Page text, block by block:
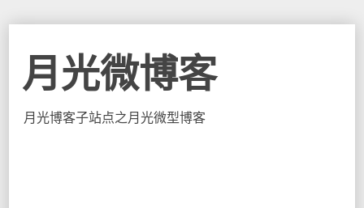
月光微博客
月光博客子站点之月光微型博客